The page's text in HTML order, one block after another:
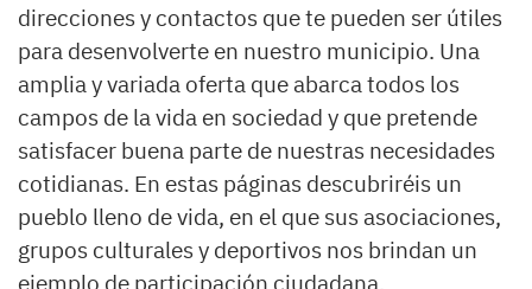
direcciones y contactos que te pueden ser útiles
para desenvolverte en nuestro municipio. Una
amplia y variada oferta que abarca todos los
campos de la vida en sociedad y que pretende
satisfacer buena parte de nuestras necesidades
cotidianas. En estas páginas descubriréis un
pueblo lleno de vida, en el que sus asociaciones,
grupos culturales y deportivos nos brindan un
ejemplo de participación ciudadana.